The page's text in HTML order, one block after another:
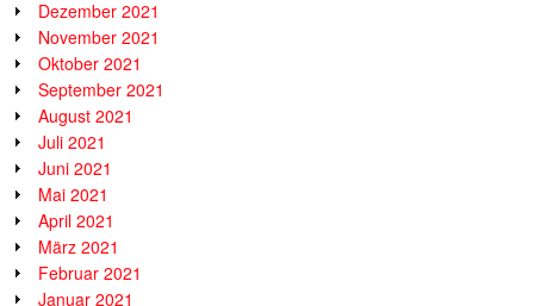
Dezember 2021
November 2021
Oktober 2021
September 2021
August 2021
Juli 2021
Juni 2021
Mai 2021
April 2021
März 2021
Februar 2021
Januar 2021